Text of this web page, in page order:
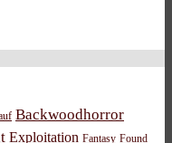
Backwoodhorror
Exploitation Fantasy Found